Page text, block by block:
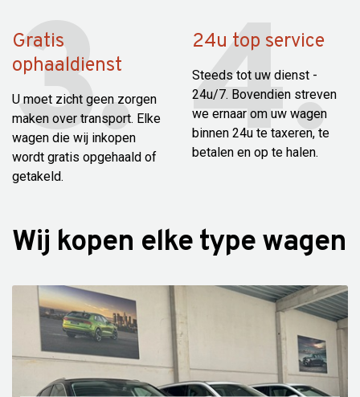
Gratis
ophaaldienst
U moet zicht geen zorgen
maken over transport. Elke
wagen die wij inkopen
wordt gratis opgehaald of
getakeld.
24u top service
Steeds tot uw dienst -
24u/7. Bovendien streven
we ernaar om uw wagen
binnen 24u te taxeren, te
betalen en op te halen.
Wij kopen elke type wagen